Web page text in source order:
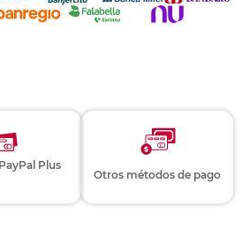
Plus
Otros métodos de pago